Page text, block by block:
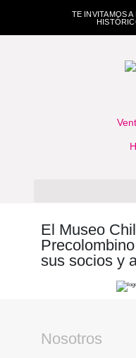
TE INVITAMOS
El Museo
sus socios y
Nosotros